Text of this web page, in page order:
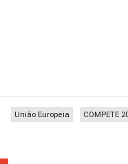
COMPETE
União Europeia